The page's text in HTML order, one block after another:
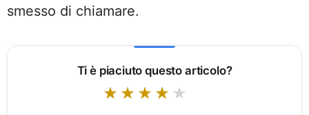
smesso di chiamare.
Ti è piaciuto questo articolo?